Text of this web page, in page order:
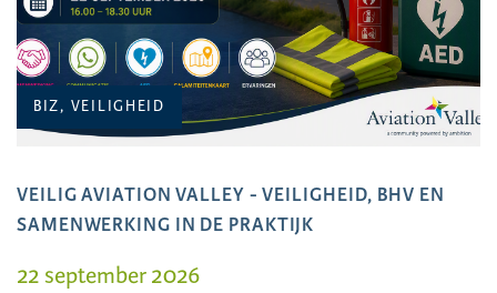
BIZ, VEILIGHEID
VEILIG AVIATION VALLEY - VEILIGHEID, BHV EN
SAMENWERKING IN DE PRAKTIJK
22 september 2026